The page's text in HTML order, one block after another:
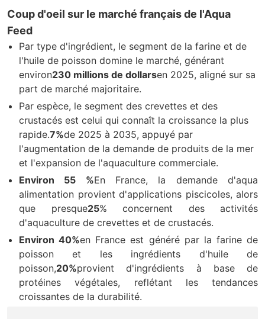
Coup d'oeil sur le marché français de l'Aqua
Feed
Par type d'ingrédient, le segment de la farine et de
l'huile de poisson domine le marché, générant
environ230 millions de dollarsen 2025, aligné sur sa
part de marché majoritaire.
Par espèce, le segment des crevettes et des
crustacés est celui qui connaît la croissance la plus
rapide.7%de 2025 à 2035, appuyé par
l'augmentation de la demande de produits de la mer
et l'expansion de l'aquaculture commerciale.
Environ 55 %En France, la demande d'aqua
alimentation provient d'applications piscicoles, alors
que presque25% concernent des activités
d'aquaculture de crevettes et de crustacés.
Environ 40%en France est généré par la farine de
poisson et les ingrédients d'huile de
poisson,20%provient d'ingrédients à base de
protéines végétales, reflétant les tendances
croissantes de la durabilité.